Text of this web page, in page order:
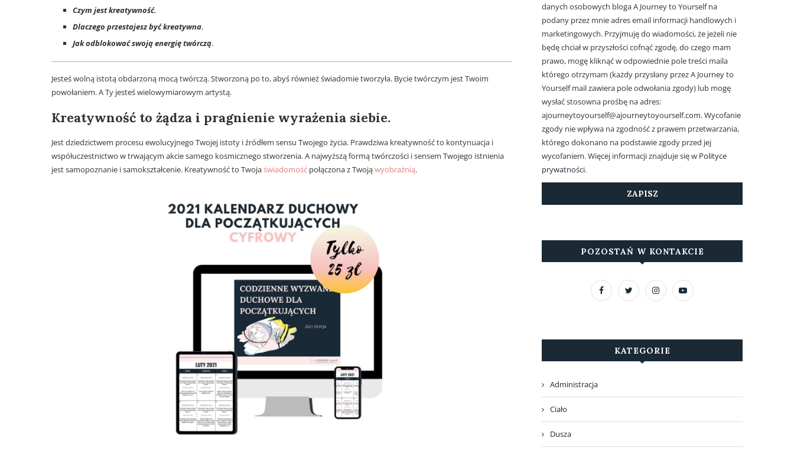
Czym jest kreatywność.
Dlaczego przestajesz być kreatywna.
Jak odblokować swoją energię twórczą.
Jesteś wolną istotą obdarzoną mocą twórczą. Stworzoną po to, abyś również świadomie tworzyła. Bycie twórczym jest Twoim
powołaniem. A Ty jesteś wielowymiarowym artystą.
Kreatywność to żądza i pragnienie wyrażenia siebie.
Jest dziedzictwem procesu ewolucyjnego Twojej istoty i źródłem sensu Twojego życia. Prawdziwa kreatywność to kontynuacja i
współuczestnictwo w trwającym akcie samego kosmicznego stworzenia. A najwyższą formą twórczości i sensem Twojego istnienia
jest samopoznanie i samokształcenie. Kreatywność to Twojaświadomość połączona z Twojąwyobraźnią.
danych osobowych bloga A Journey to Yourself na
podany przez mnie adres email informacji handlowych i
marketingowych. Przyjmuję do wiadomości, że jeżeli nie
będę chciał w przyszłości cofnąć zgodę, do czego mam
prawo, mogę kliknąć w odpowiednie pole treści maila
którego otrzymam (każdy przysłany przez A Journey to
Yourself mail zawiera pole odwołania zgody) lub mogę
wysłać stosowna prośbę na adres:
ajourneytoyourself@ajourneytoyourself.com. Wycofanie
zgody nie wpływa na zgodność z prawem przetwarzania,
którego dokonano na podstawie zgody przed jej
wycofaniem. Więcej informacji znajduje się w Polityce
prywatności.
POZOSTAŃ W KONTAKCIE
KATEGORIE
Administracja
Ciało
Dusza